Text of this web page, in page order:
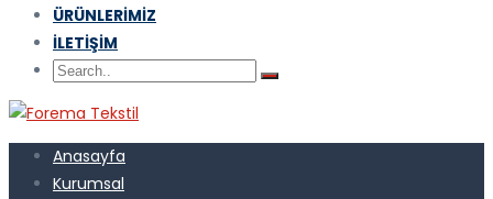
ÜRÜNLERIMIZ
İLETIŞIM
Anasayfa
Kurumsal